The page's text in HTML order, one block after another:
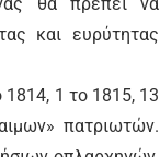
και ευρύτητας
1814, 1 το 1815, 13
πατριωτών.